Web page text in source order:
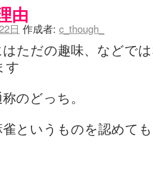
由
日 作成者: c_though_
はただの趣味、などで
す
のどっち。
というものを認めて